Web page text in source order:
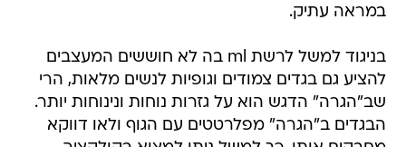
במראה עתיק.
בניגוד למשל לרשת ml בה לא חוששים המעצבים
להציע גם בגדים צמודים וגופיות לנשים מלאות, הרי
שב"הגרה" הדגש הוא על גזרות נוחות ונינוחות יותר.
הבגדים ב"הגרה" מפלרטטים עם הגוף ולאו דווקא